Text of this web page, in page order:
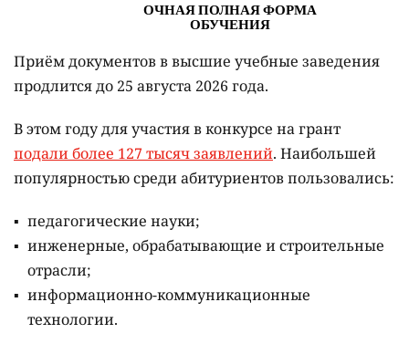
Приём документов в высшие учебные заведения
продлится до 25 августа 2026 года.
В этом году для участия в конкурсе на грант
подали более 127 тысяч заявлений. Наибольшей
популярностью среди абитуриентов пользовались:
педагогические науки;
инженерные, обрабатывающие и строительные
отрасли;
информационно-коммуникационные
технологии.